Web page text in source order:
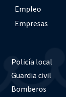
Empleo
Empresas
Policía local
Guardia civil
Bomberos